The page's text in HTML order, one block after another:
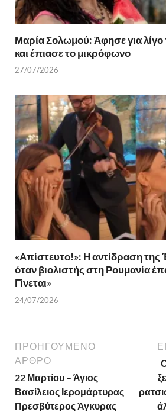
Μαρία Σολωμού: Άφησε για λίγο
και έπιασε το μικρόφωνο
27/07/2026
«Απίστευτο!»: Η αντίδραση της
όταν βιολιστής στη Ρουμανία
Γίνεται»
24/07/2026
ΠΡΟΗΓΟΎΜΕΝΟ
ΆΡΘΡΟ
22 Μαρτίου – Άγιος
Βασίλειος Ιερομάρτυρας
Πρεσβύτερος Άγκυρας